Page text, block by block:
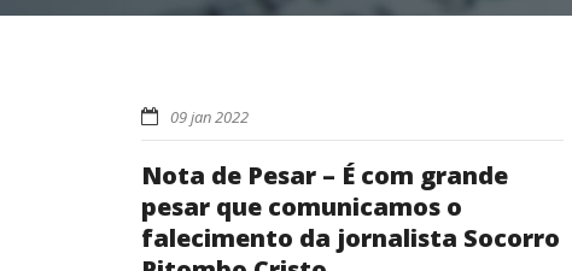
09 jan 2022
Nota de Pesar – É com grande
pesar que comunicamos o
falecimento da jornalista Socorro